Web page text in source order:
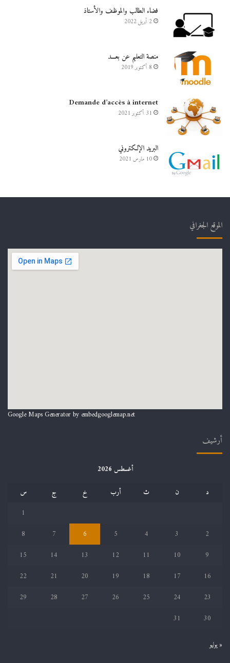
فضاء الطالب والموظف والأستاذ
2 أبريل 2022
منصة التعليم عن بعـــد
8 أكتوبر 2019
Demande d’accès à internet
31 أكتوبر 2021
البريد الإلكتروني
10 مارس 2021
الموقع الجغرافي
Google Maps Generator by embedgooglemap.net
أرشيف
أغسطس 2026
د
ن ث أرب خ ج
س
1
2
3
4
5
6
7
8
9
10
11
12
13
14
15
16
17
18
19
20
21
22
23
24
25
26
27
28
29
30
31
« يوليو